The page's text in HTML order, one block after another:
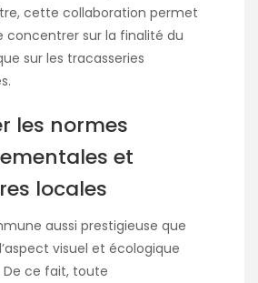
cette collaboration permet
concentrer sur la finalité du
sur les tracasseries
les normes
et
locales
aussi prestigieuse que
visuel et écologique
De ce fait, toute